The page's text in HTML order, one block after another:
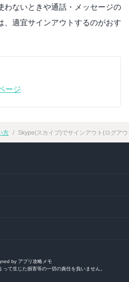
わないときや通話・メッセージの
、適宜サインアウトするのがおす
ージ
方 Skype(スカイプ)でサインアウト(ログア
by アプリ攻略メモ
て生じた損害等の一切の責任を負いません。